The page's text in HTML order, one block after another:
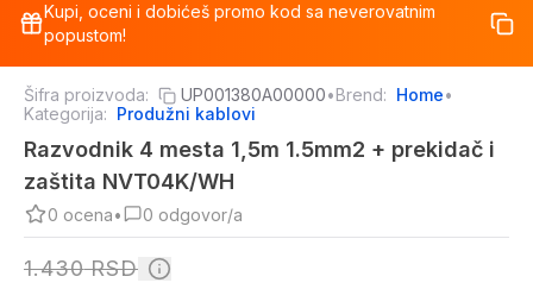
%
Kupi, oceni i dobićeš promo kod sa neverovatnim
popustom!
Šifra proizvoda: UP001380A00000•Brend: Home•
Kategorija: Produžni kablovi
Razvodnik 4 mesta 1,5m 1.5mm2 + prekidač i
zaštita NVT04K/WH
0 ocena• 0 odgovor/a
1.430RSD